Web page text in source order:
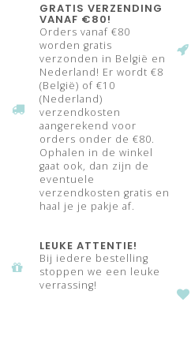
GRATIS VERZENDING
VANAF €80!
Orders vanaf €80
worden gratis
verzonden in België en
Nederland! Er wordt €8
(België) of €10
(Nederland)
verzendkosten
aangerekend voor
orders onder de €80.
Ophalen in de winkel
gaat ook, dan zijn de
eventuele
verzendkosten gratis en
haal je je pakje af.
LEUKE ATTENTIE!
Bij iedere bestelling
stoppen we een leuke
verrassing!